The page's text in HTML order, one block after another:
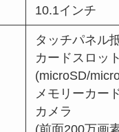
10.1インチ
タッチパネル
カードスロット
(microSD/
メモリーカー
カメラ